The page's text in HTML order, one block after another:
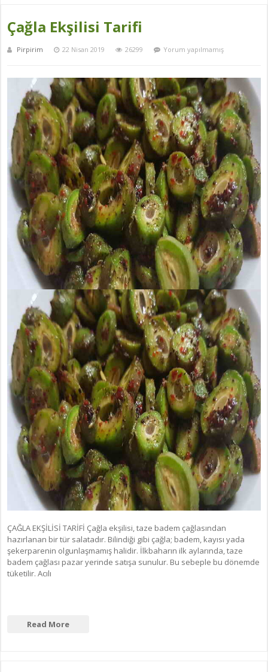
Çağla Ekşilisi Tarifi
Pirpirim 22 Nisan 2019 26299 Yorum yapılmamış
ÇAĞLA EKŞİLİSİ TARİFİ Çağla ekşilisi, taze badem çağlasından
hazırlanan bir tür salatadır. Bilindiği gibi çağla; badem, kayısı yada
şekerparenin olgunlaşmamış halidir. İlkbaharın ilk aylarında, taze
badem çağlası pazar yerinde satışa sunulur. Bu sebeple bu dönemde
tüketilir. Acılı
Read More